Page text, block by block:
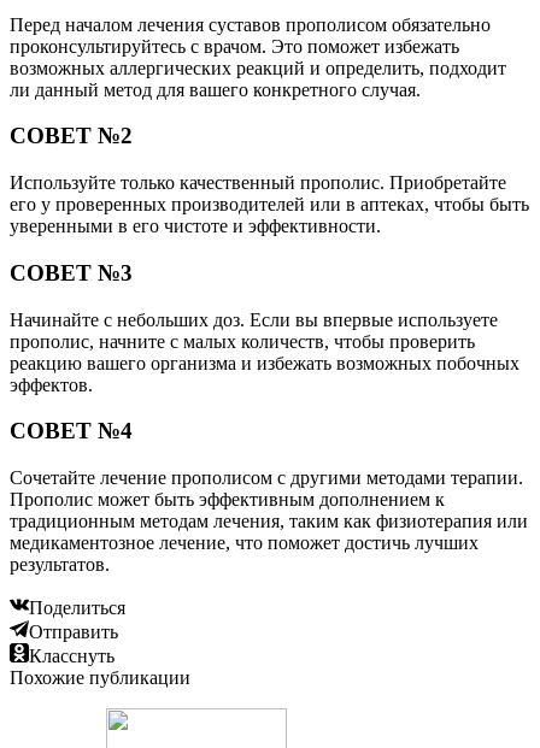
Перед началом лечения суставов прополисом обязательно
проконсультируйтесь с врачом. Это поможет избежать
возможных аллергических реакций и определить, подходит
ли данный метод для вашего конкретного случая.
СОВЕТ №2
Используйте только качественный прополис. Приобретайте
его у проверенных производителей или в аптеках, чтобы быть
уверенными в его чистоте и эффективности.
СОВЕТ №3
Начинайте с небольших доз. Если вы впервые используете
прополис, начните с малых количеств, чтобы проверить
реакцию вашего организма и избежать возможных побочных
эффектов.
СОВЕТ №4
Сочетайте лечение прополисом с другими методами терапии.
Прополис может быть эффективным дополнением к
традиционным методам лечения, таким как физиотерапия или
медикаментозное лечение, что поможет достичь лучших
результатов.
Поделиться
Отправить
Класснуть
Похожие публикации